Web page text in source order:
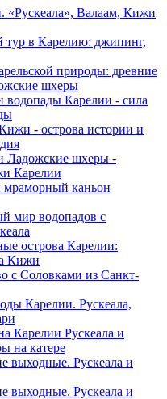
«Рускеала», Валаам, Кижи
тур в Карелию: джипинг,
природы: древние
шхеры
водопады Карелии - сила
- острова истории и
Ладожские шхеры -
Карелии
мраморный каньон
мир водопадов с
острова Карелии:
Кижи
с Соловками из Санкт-
Карелии. Рускеала,
Карелии Рускеала и
на катере
выходные. Рускеала и
выходные. Рускеала и